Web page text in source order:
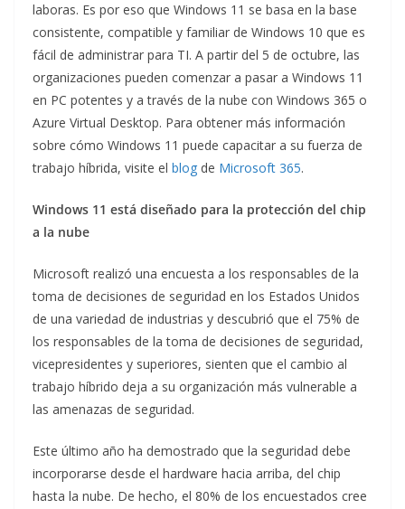
laboras. Es por eso que Windows 11 se basa en la base
consistente, compatible y familiar de Windows 10 que es
fácil de administrar para TI. A partir del 5 de octubre, las
organizaciones pueden comenzar a pasar a Windows 11
en PC potentes y a través de la nube con Windows 365 o
Azure Virtual Desktop. Para obtener más información
sobre cómo Windows 11 puede capacitar a su fuerza de
trabajo híbrida, visite el blog de Microsoft 365.
Windows 11 está diseñado para la protección del chip
a la nube
Microsoft realizó una encuesta a los responsables de la
toma de decisiones de seguridad en los Estados Unidos
de una variedad de industrias y descubrió que el 75% de
los responsables de la toma de decisiones de seguridad,
vicepresidentes y superiores, sienten que el cambio al
trabajo híbrido deja a su organización más vulnerable a
las amenazas de seguridad.
Este último año ha demostrado que la seguridad debe
incorporarse desde el hardware hacia arriba, del chip
hasta la nube. De hecho, el 80% de los encuestados cree